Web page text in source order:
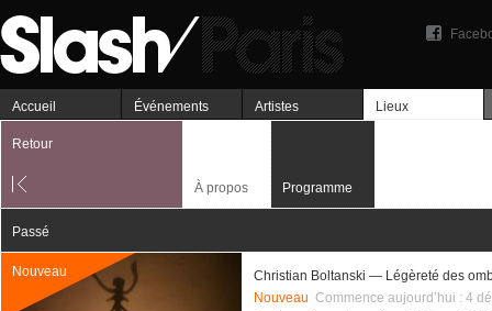
Accueil Événements Artistes Lieux
Retour
À propos Programme
Passé
Nouveau
Christian Boltanski — Légèreté des
Nouveau Commence aujourd’hui : 4